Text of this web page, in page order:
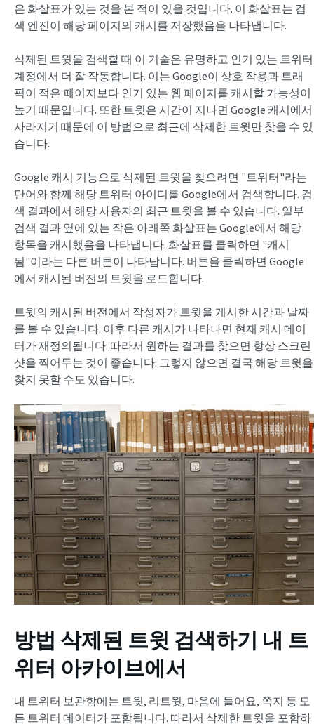
은 화살표가 있는 것을 본 적이 있을 것입니다. 이 화살표는 검
색 엔진이 해당 페이지의 캐시를 저장했음을 나타냅니다.
삭제된 트윗을 검색할 때 이 기술은 유명하고 인기 있는 트위터
계정에서 더 잘 작동합니다. 이는 Google이 상호 작용과 트래
픽이 적은 페이지보다 인기 있는 웹 페이지를 캐시할 가능성이
높기 때문입니다. 또한 트윗은 시간이 지나면 Google 캐시에서
사라지기 때문에 이 방법으로 최근에 삭제한 트윗만 찾을 수 있
습니다.
Google 캐시 기능으로 삭제된 트윗을 찾으려면 "트위터"라는
단어와 함께 해당 트위터 아이디를 Google에서 검색합니다. 검
색 결과에서 해당 사용자의 최근 트윗을 볼 수 있습니다. 일부
검색 결과 옆에 있는 작은 아래쪽 화살표는 Google에서 해당
항목을 캐시했음을 나타냅니다. 화살표를 클릭하면 "캐시
됨"이라는 다른 버튼이 나타납니다. 버튼을 클릭하면 Google
에서 캐시된 버전의 트윗을 로드합니다.
트윗의 캐시된 버전에서 작성자가 트윗을 게시한 시간과 날짜
를 볼 수 있습니다. 이후 다른 캐시가 나타나면 현재 캐시 데이
터가 재정의됩니다. 따라서 원하는 결과를 찾으면 항상 스크린
샷을 찍어두는 것이 좋습니다. 그렇지 않으면 결국 해당 트윗을
찾지 못할 수도 있습니다.
방법 삭제된 트윗 검색하기 내 트
위터 아카이브에서
내 트위터 보관함에는 트윗, 리트윗, 마음에 들어요, 쪽지 등 모
든 트위터 데이터가 포함됩니다. 따라서 삭제한 트윗을 포함하